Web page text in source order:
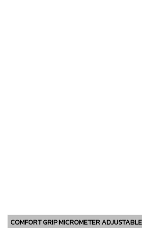
COMFORT GRIP MICROMETER ADJUSTABLE